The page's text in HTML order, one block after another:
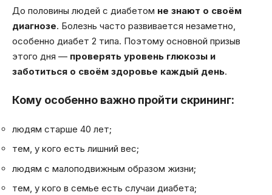
До половины людей с диабетом не знают о своём
диагнозе. Болезнь часто развивается незаметно,
особенно диабет 2 типа. Поэтому основной призыв
этого дня — проверять уровень глюкозы и
заботиться о своём здоровье каждый день.
Кому особенно важно пройти скрининг:
людям старше 40 лет;
тем, у кого есть лишний вес;
людям с малоподвижным образом жизни;
тем, у кого в семье есть случаи диабета;